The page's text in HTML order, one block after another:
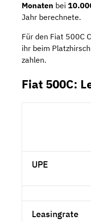
Monaten bei
Jahr berechnete.
Für den Fiat 500C
ihr beim
zahlen.
Fiat 500C:
UPE
Leasingrate